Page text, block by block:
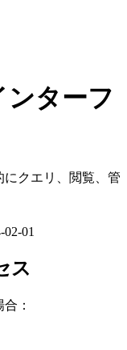
ンターフ
クエリ、閲覧、管
02-01
ス
：